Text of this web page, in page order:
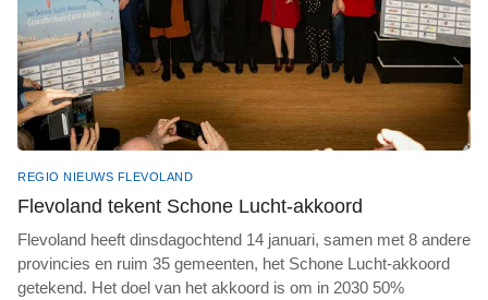
REGIO NIEUWS FLEVOLAND
Flevoland tekent Schone Lucht-akkoord
Flevoland heeft dinsdagochtend 14 januari, samen met 8 andere
provincies en ruim 35 gemeenten, het Schone Lucht-akkoord
getekend. Het doel van het akkoord is om in 2030 50%